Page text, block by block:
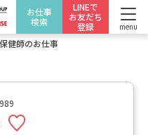
お仕事
検索
LINEで
お友だち
登録
menu
健師のお仕事